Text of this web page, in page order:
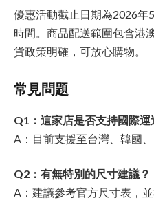
優惠活動截止日期為2026年
時間。商品配送範圍包含港
貨政策明確，可放心購物。
常見問題
Q1：這家店是否支持國際運
A：目前支援至台灣、韓國
Q2：有無特別的尺寸建議？
A：建議參考官方尺寸表，並